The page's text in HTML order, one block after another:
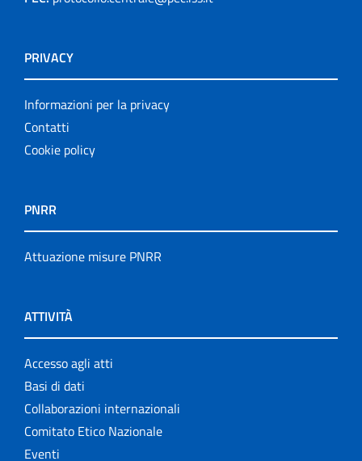
PRIVACY
Informazioni per la privacy
Contatti
Cookie policy
PNRR
Attuazione misure PNRR
ATTIVITÀ
Accesso agli atti
Basi di dati
Collaborazioni internazionali
Comitato Etico Nazionale
Eventi